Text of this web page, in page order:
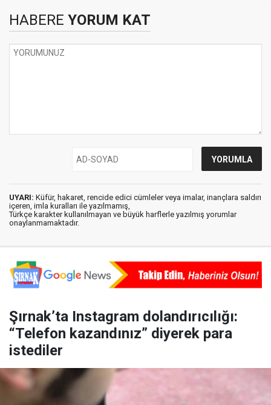
HABERE YORUM KAT
UYARI: Küfür, hakaret, rencide edici cümleler veya imalar, inançlara saldırı
içeren, imla kuralları ile yazılmamış,
Türkçe karakter kullanılmayan ve büyük harflerle yazılmış yorumlar
onaylanmamaktadır.
Şırnak’ta Instagram dolandırıcılığı:
“Telefon kazandınız” diyerek para
istediler